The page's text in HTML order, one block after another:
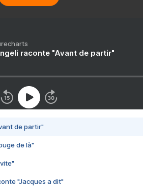
raconte "Avant de partir"
de partir"
de là"
"Jacques a dit"